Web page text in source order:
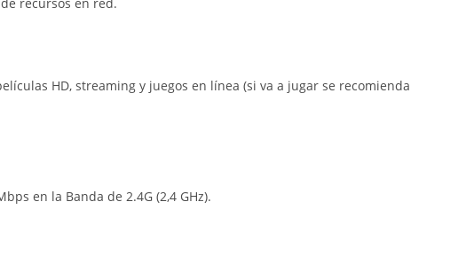
HD, streaming y juegos en línea (si va a jugar se recomienda
en la Banda de 2.4G (2,4 GHz).